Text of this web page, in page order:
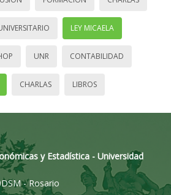
LEY MICAELA
UNR CONTABILIDAD
CHARLAS LIBROS
y Estadística - Universidad
- Rosario